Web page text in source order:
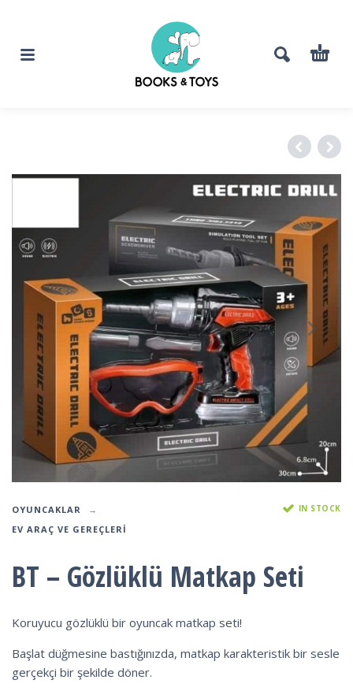
OYUNCAKLAR
EV ARAÇ VE GEREÇLERI
IN STOCK
BT – Gözlüklü Matkap Seti
Koruyucu gözlüklü bir oyuncak matkap seti!
Başlat düğmesine bastığınızda, matkap karakteristik bir sesle
gerçekçi bir şekilde döner.